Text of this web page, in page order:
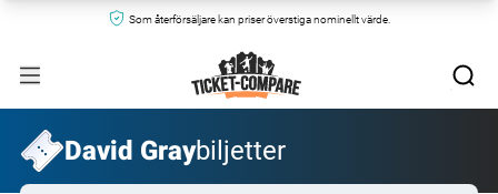
Som återförsäljare kan priser överstiga nominellt värde.
David Graybiljetter